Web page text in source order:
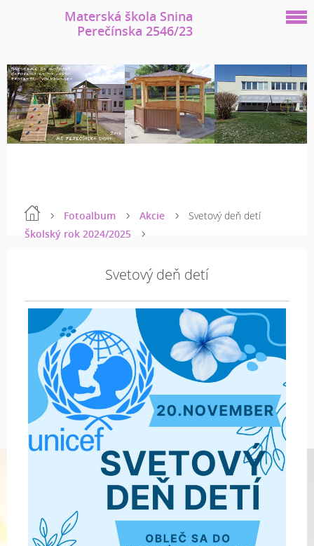
Materská škola Snina
Perečínska 2546/23
Fotoalbum
Akcie
Školský rok 2024/2025
Svetový deň detí
Svetový deň detí